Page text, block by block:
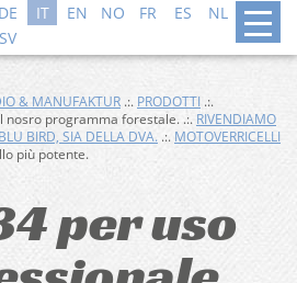
DE IT EN NO FR ES NL
DA
SV
& MANUFAKTUR .:. PRODOTTI .:.
programma forestale. .:. RIVENDIAMO
BIRD, SIA DELLA DVA. .:. MOTOVERRICELLI
più potente.
per uso